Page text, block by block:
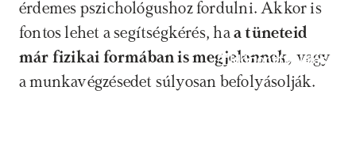
érdemes pszichológushoz fordulni. Akkor is
fontos lehet a segítségkérés, ha a tüneteid
már fizikai formában is megjelennek, vagy
a munkavégzésedet súlyosan befolyásolják.
Időpontfoglalás